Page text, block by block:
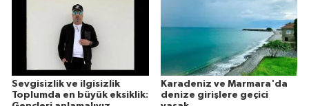
Sevgisizlik ve ilgisizlik
Toplumda en büyük eksiklik:
Karadeniz ve Marmara'da
denize girişlere geçici